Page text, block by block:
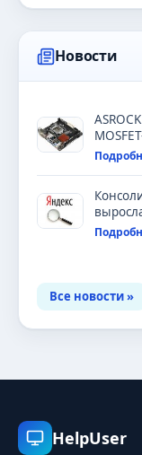
Новости
Все новости »
HelpUser